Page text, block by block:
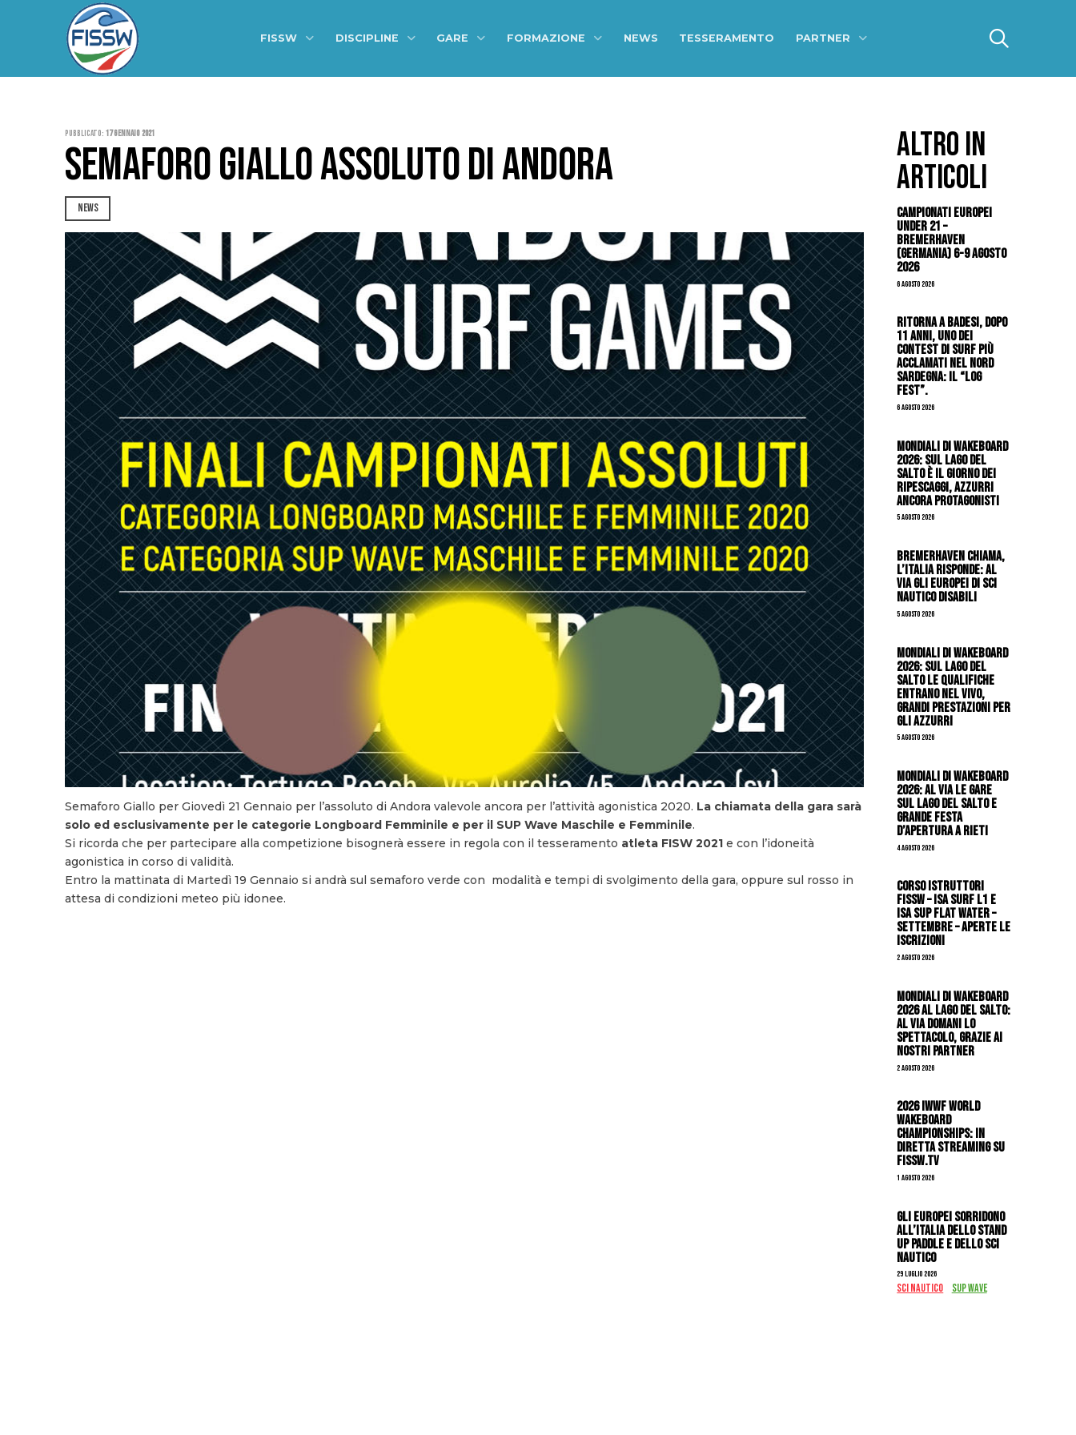
FISSW DISCIPLINE GARE FORMAZIONE NEWS TESSERAMENTO PARTNER
Pubblicato: 17 Gennaio 2021
SEMAFORO GIALLO ASSOLUTO DI ANDORA
NEWS
Semaforo Giallo per Giovedì 21 Gennaio per l’assoluto di Andora valevole ancora per l’attività agonistica 2020. La chiamata della gara sarà
solo ed esclusivamente per le categorie Longboard Femminile e per il SUP Wave Maschile e Femminile.
Si ricorda che per partecipare alla competizione bisognerà essere in regola con il tesseramento atleta FISW 2021e con l’idoneità
agonistica in corso di validità.
Entro la mattinata di Martedì 19 Gennaio si andrà sul semaforo verde con modalità e tempi di svolgimento della gara, oppure sul rosso in
attesa di condizioni meteo più idonee.
ALTRO IN
ARTICOLI
Campionati Europei
Under 21 –
Bremerhaven
(Germania) 6-9 agosto
2026
6 Agosto 2026
Ritorna a Badesi, dopo
11 anni, uno dei
contest di surf più
acclamati nel nord
Sardegna: il “Log
Fest”.
6 Agosto 2026
Mondiali di Wakeboard
2026: sul Lago del
Salto è il giorno dei
ripescaggi, azzurri
ancora protagonisti
5 Agosto 2026
Bremerhaven chiama,
l’Italia risponde: al
via gli Europei di Sci
Nautico Disabili
5 Agosto 2026
Mondiali di Wakeboard
2026: sul Lago del
Salto le qualifiche
entrano nel vivo,
grandi prestazioni per
gli azzurri
5 Agosto 2026
Mondiali di Wakeboard
2026: al via le gare
sul Lago del Salto e
grande festa
d’apertura a Rieti
4 Agosto 2026
CORSO ISTRUTTORI
FISSW – ISA SURF L1 e
ISA SUP Flat Water –
SETTEMBRE – APERTE LE
ISCRIZIONI
2 Agosto 2026
Mondiali di Wakeboard
2026 al Lago del Salto:
al via domani lo
spettacolo, grazie ai
nostri Partner
2 Agosto 2026
2026 IWWF WORLD
WAKEBOARD
CHAMPIONSHIPS: IN
DIRETTA STREAMING SU
FISSW.TV
1 Agosto 2026
Gli Europei sorridono
all’Italia dello stand
up paddle e dello sci
nautico
29 Luglio 2026
SCI NAUTICO SUP WAVE